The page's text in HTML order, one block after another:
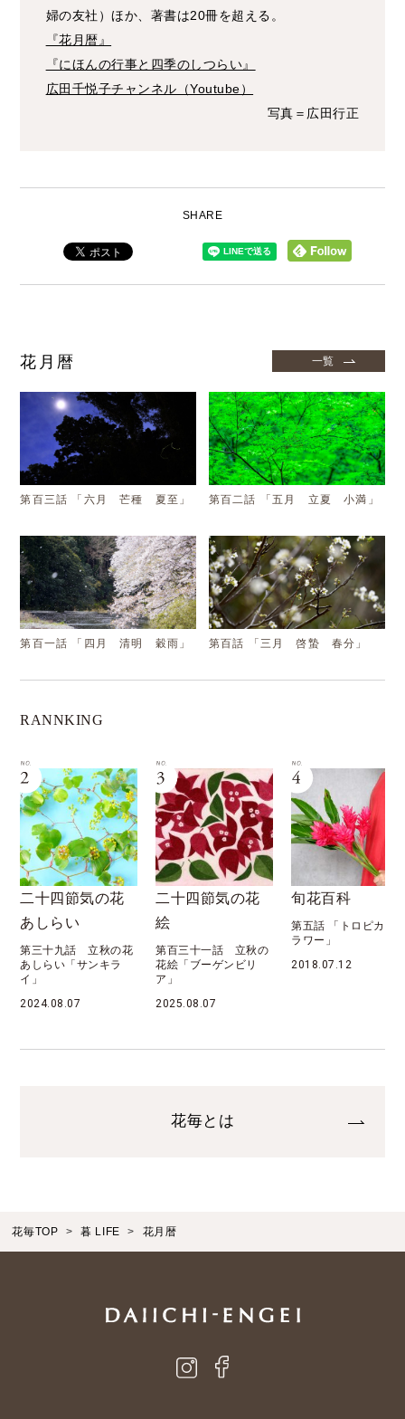
婦の友社）ほか、著書は20冊を超える。
『花月暦』
『にほんの行事と四季のしつらい』
広田千悦子チャンネル（Youtube）
写真＝広田行正
SHARE
花月暦 一覧
第百三話 「六月 芒種 夏至」 第百二話 「五月 立夏 小満」
第百一話 「四月 清明 穀雨」 第百話 「三月 啓蟄 春分」
RANNKING
の花
二十四節気の花
絵
第百三十一話 立秋の
花絵「ブーゲンビリ
2025.08.07
旬花百科
第五話 「トロピカルフ
2018.07.12
花月暦
第六十九話 「
秋 処暑」
2022.08.07
花毎とは
花毎TOP 暮 LIFE 花月暦